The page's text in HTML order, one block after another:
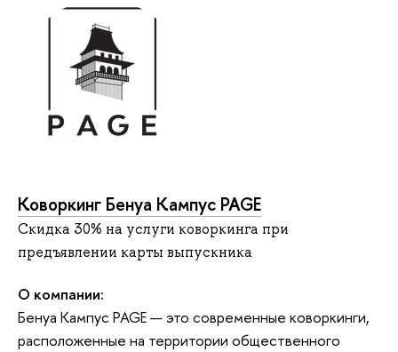
Коворкинг Бенуа Кампус PAGE
Скидка 30% на услуги коворкинга при
предъявлении карты выпускника
О компании:
Бенуа Кампус PAGE — это современные коворкинги,
расположенные на территории общественного